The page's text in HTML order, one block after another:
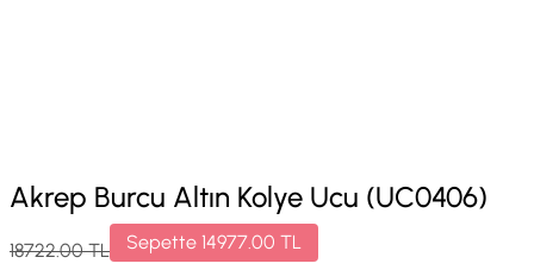
Akrep Burcu Altın Kolye Ucu (UC0406)
18722.00TL Sepette 14977.00 TL